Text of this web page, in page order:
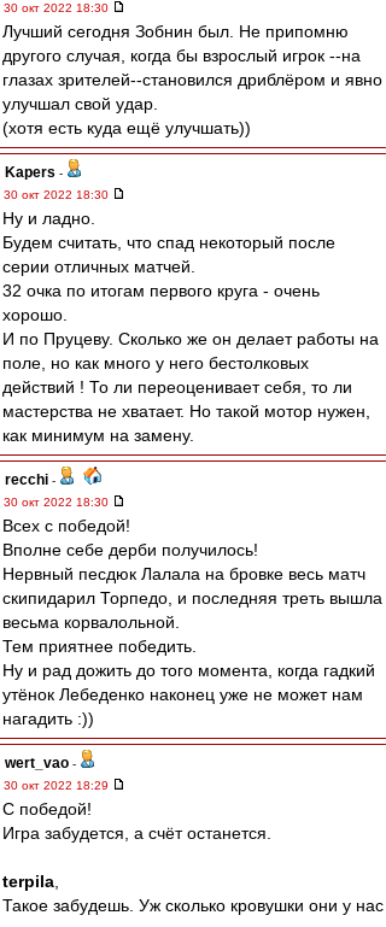
30 окт 2022 18:30
Лучший сегодня Зобнин был. Не припомню
другого случая, когда бы взрослый игрок --на
глазах зрителей--становился дриблёром и явно
улучшал свой удар.
(хотя есть куда ещё улучшать))
Kapers -
30 окт 2022 18:30
Ну и ладно.
Будем считать, что спад некоторый после
серии отличных матчей.
32 очка по итогам первого круга - очень
хорошо.
И по Пруцеву. Сколько же он делает работы на
поле, но как много у него бестолковых
действий ! То ли переоценивает себя, то ли
мастерства не хватает. Но такой мотор нужен,
как минимум на замену.
recchi -
30 окт 2022 18:30
Всех с победой!
Вполне себе дерби получилось!
Нервный песдюк Лалала на бровке весь матч
скипидарил Торпедо, и последняя треть вышла
весьма корвалольной.
Тем приятнее победить.
Ну и рад дожить до того момента, когда гадкий
утёнок Лебеденко наконец уже не может нам
нагадить :))
wert_vao -
30 окт 2022 18:29
С победой!
Игра забудется, а счёт останется.
terpila
Такое забудешь. Уж сколько кровушки они у нас